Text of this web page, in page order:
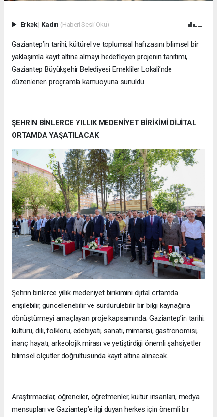
Erkek| Kadın (Haberi Sesli Oku)
Gaziantep’in tarihi, kültürel ve toplumsal hafızasını bilimsel bir
yaklaşımla kayıt altına almayı hedefleyen projenin tanıtımı,
Gaziantep Büyükşehir Belediyesi Emekliler Lokali’nde
düzenlenen programla kamuoyuna sunuldu.
ŞEHRİN BİNLERCE YILLIK MEDENİYET BİRİKİMİ DİJİTAL
ORTAMDA YAŞATILACAK
Şehrin binlerce yıllık medeniyet birikimini dijital ortamda
erişilebilir, güncellenebilir ve sürdürülebilir bir bilgi kaynağına
dönüştürmeyi amaçlayan proje kapsamında; Gaziantep’in tarihi,
kültürü, dili, folkloru, edebiyatı, sanatı, mimarisi, gastronomisi,
inanç hayatı, arkeolojik mirası ve yetiştirdiği önemli şahsiyetler
bilimsel ölçütler doğrultusunda kayıt altına alınacak.
Araştırmacılar, öğrenciler, öğretmenler, kültür insanları, medya
mensupları ve Gaziantep’e ilgi duyan herkes için önemli bir